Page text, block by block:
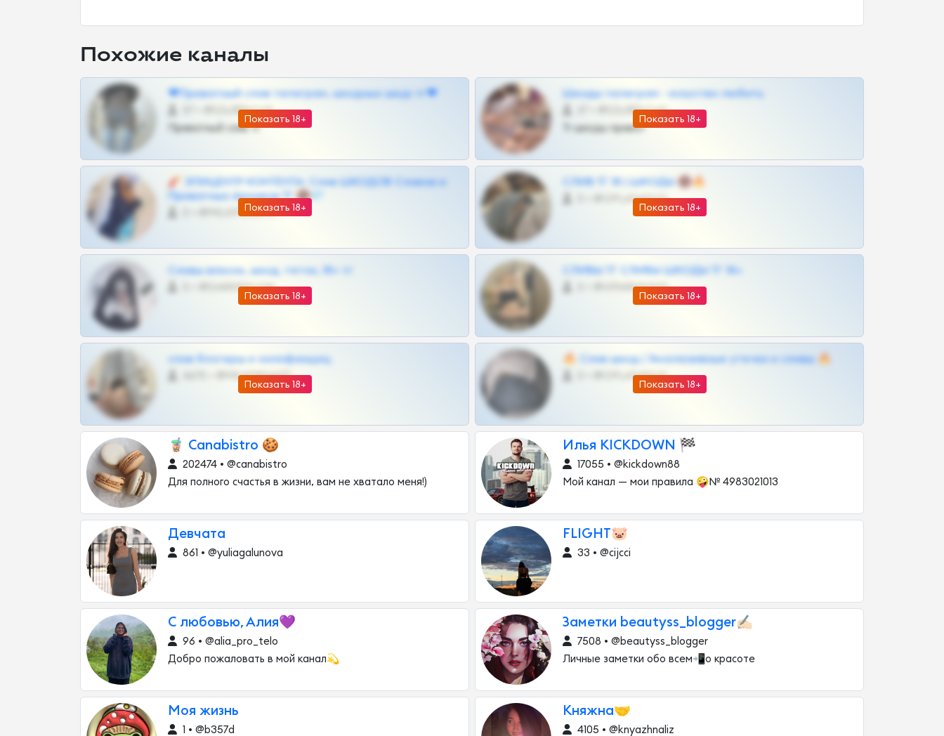
Похожие каналы
Показать 18+
❤Приватный слив телеграм, шкодных шкур тг❤
@SZu3ll3sCatt_bot
Приватный слив тг
Показать 18+
Шкоды телеграм - искуство любить
@SZu3ll3sCatt_bot
Тг шкоды приват
Показать 18+
🧨 ЭПИЦЕНТР КОНТЕНТА: Слив ШКОДОВ Сливов и
Приватных Архивов ТГ 🔞💎
@MILKPRIVATES39BOT
Показать 18+
СЛИВ ТГ 18 | ШКОДЫ 🔞🔥
@OPLATAPODPSK1BOT
Показать 18+
Сливы вписок, шкод, теток, 18+ тг
@DARK15FLOWSBOT
Показать 18+
СЛИВЫ ТГ СЛИВЫ ШКОДЫ ТГ 18+
@VIPARHIVS55BOT
Показать 18+
слив блогерш и онлифанщиц
@MILKPRIVATES39BOT
Показать 18+
🔥 Слив шкод | Эксклюзивные утечки и сливы 🔥
@OPLATAPODPSK1BOT
🧋 Canabistro 🍪
202474 • @canabistro
Для полного счастья в жизни, вам не хватало меня!)
Илья KICKDOWN 🏁
17055 • @kickdown88
Мой канал — мои правила 🤪№ 4983021013
Девчата
861 • @yuliagalunova
FLIGHT🐷
33 • @cijcci
С любовью, Алия💜
96 • @alia_pro_telo
Добро пожаловать в мой канал💫
Заметки beautyss_blogger✍🏻
7508 • @beautyss_blogger
Личные заметки обо всем📲о красоте
Моя жизнь
1 • @b357d
Княжна🤝
4105 • @knyazhnaliz